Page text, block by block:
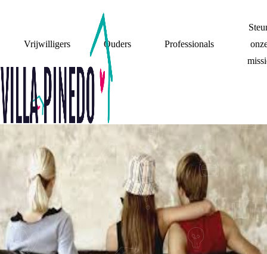
Vrijwilligers Ouders Professionals
SECONDLOVE.NL
MOEDIGT